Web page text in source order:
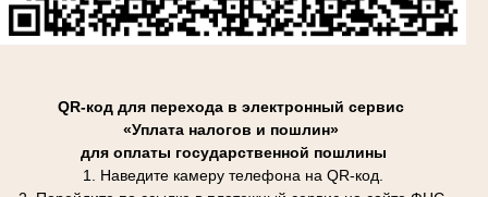
QR-код для перехода в электронный сервис
«Уплата налогов и пошлин»
для оплаты государственной пошлины
1. Наведите камеру телефона на QR-код.